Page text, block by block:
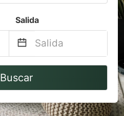
Salida
Navigate
to
interact
Buscar